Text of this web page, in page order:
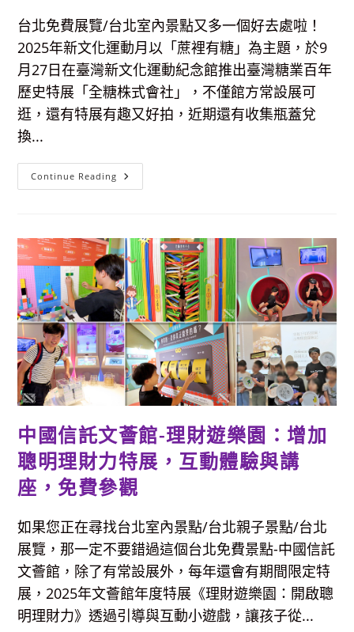
台北免費展覽/台北室內景點又多一個好去處啦！
2025年新文化運動月以「蔗裡有糖」為主題，於9
月27日在臺灣新文化運動紀念館推出臺灣糖業百年
歷史特展「全糖株式會社」，不僅館方常設展可
逛，還有特展有趣又好拍，近期還有收集瓶蓋兌
換...
Continue Reading 「蔗
裡
株
式
會
社
特
展，
免
費
參
觀
還
可
以
收
集
瓶
娃
包
好
有
趣！
中國信託文薈館-理財遊樂園：增加
聰明理財力特展，互動體驗與講
座，免費參觀
如果您正在尋找台北室內景點/台北親子景點/台北
展覽，那一定不要錯過這個台北免費景點-中國信託
文薈館，除了有常設展外，每年還會有期間限定特
展，2025年文薈館年度特展《理財遊樂園：開啟聰
明理財力》透過引導與互動小遊戲，讓孩子從...